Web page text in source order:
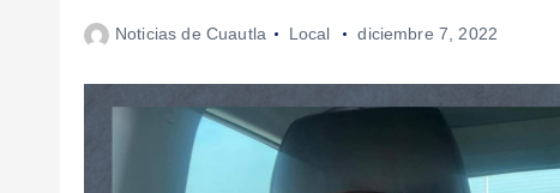
Noticias de Cuautla Local diciembre 7, 2022